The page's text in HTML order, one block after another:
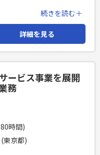
（リベート管理）領
担当いただきます。
験4年以上
続きを読む＋
詳細を見る
ービス事業を展開
務
時間)
東京都)